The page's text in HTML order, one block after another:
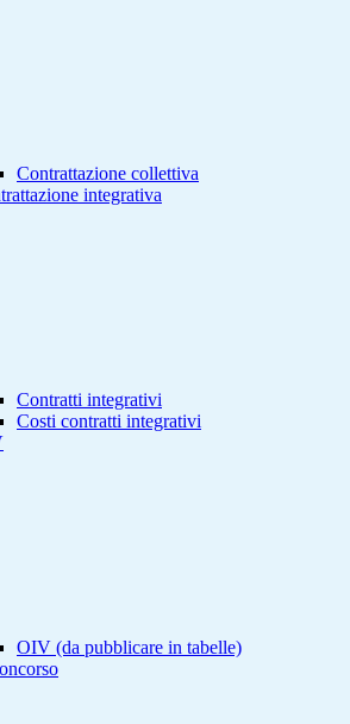
Contrattazione collettiva
integrativa
Contratti integrativi
Costi contratti integrativi
OIV (da pubblicare in tabelle)